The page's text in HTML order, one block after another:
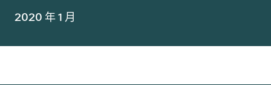
2020 年 1 月